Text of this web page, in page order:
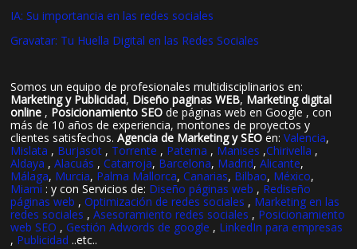
IA: Su importancia en las redes sociales
Gravatar: Tu Huella Digital en las Redes Sociales
Somos un equipo de profesionales multidisciplinarios en:
Marketing y Publicidad, Diseño paginas WEB, Marketing digital
online , Posicionamiento SEO de páginas web en Google , con
más de 10 años de experiencia, montones de proyectos y
clientes satisfechos.Agencia de Marketing y SEO en:Valencia,
Mislata , Burjasot , Torrente , Paterna , Manises ,Chirivella ,
Aldaya ,Alacuás ,Catarroja, Barcelona, Madrid,Alicante,
Málaga, Murcia, Palma Mallorca,Canarias, Bilbao, México,
Miami : y con Servicios de: Diseño páginas web , Rediseño
páginas web ,Optimización de redes sociales , Marketing en las
redes sociales ,Asesoramiento redes sociales , Posicionamiento
web SEO ,Gestión Adwords de google , LinkedIn para empresas
, Publicidad ..etc..